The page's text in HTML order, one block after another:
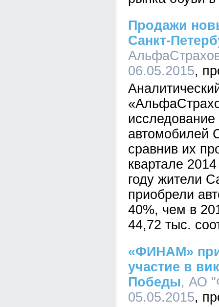
Продажи
Санкт-
06.05.2015
автомобилей
сравнив их
квартале
году жители
приобрели
40%, чем в
44,72 тыс.
«ФИНАМ»
участие в
Победы, АО
05.05.2015